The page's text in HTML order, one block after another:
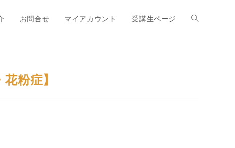
お問合せ マイアカウント 受講生ページ
粉症】